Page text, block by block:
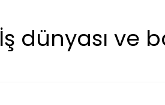
İş dünyası ve